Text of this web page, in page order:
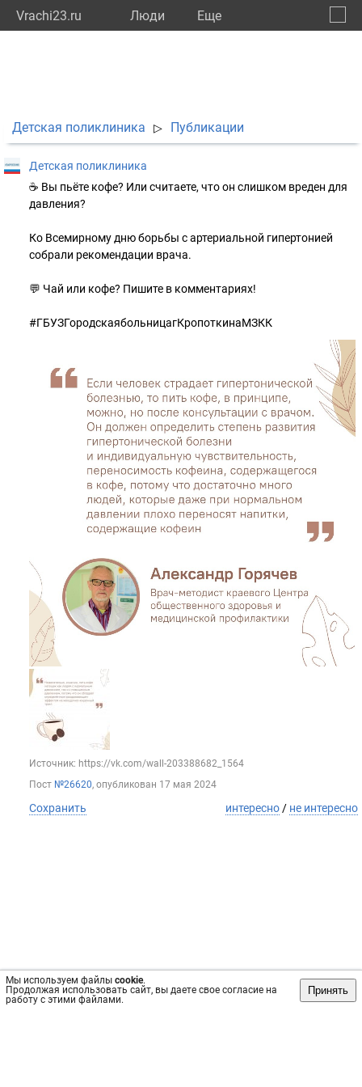
Vrachi23.ru Люди Eще
Мы используем файлы cookie.
Продолжая использовать сайт, вы даете свое согласие на
работу с этими файлами.
Принять
Детская поликлиника ▷ Публикации
Детская поликлиника
☕ Вы пьёте кофе? Или считаете, что он слишком вреден для
давления?
Ко Всемирному дню борьбы с артериальной гипертонией
собрали рекомендации врача.
💬 Чай или кофе? Пишите в комментариях!
#ГБУЗГородскаябольницагКропоткинаМЗКК
Источник: https://vk.com/wall-203388682_1564
Пост №26620, опубликован 17 мая 2024
Сохранить интересно / не интересно